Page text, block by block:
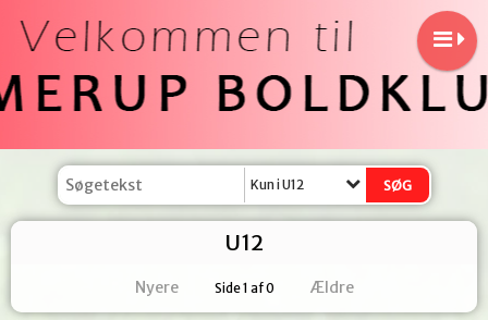
Kun i U12
U12
Nyere Side 1 af 0 Ældre